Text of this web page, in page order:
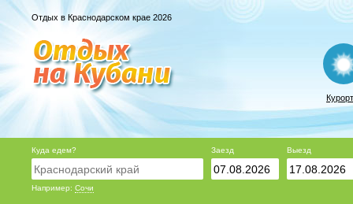
Отдых в Краснодарском крае 2026
Куда едем?
Например: Сочи
Заезд Выезд